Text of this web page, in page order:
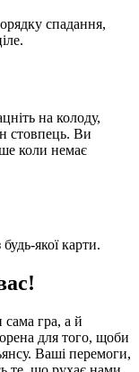
спадання,
на колоду,
стовпець. Ви
коли немає
якої карти.
гра, а й
для того, щоби
Ваші перемоги,